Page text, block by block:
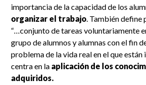
importancia de la capacidad de los
organizar el trabajo . También
“…conjunto de tareas voluntariamente
grupo de alumnos y alumnas con el fin
problema de la vida real en el que están
centra en la aplicación de los
adquiridos.